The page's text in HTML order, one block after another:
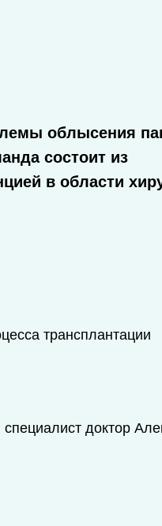
облысения
состоит из
в области
трансплантации
доктор